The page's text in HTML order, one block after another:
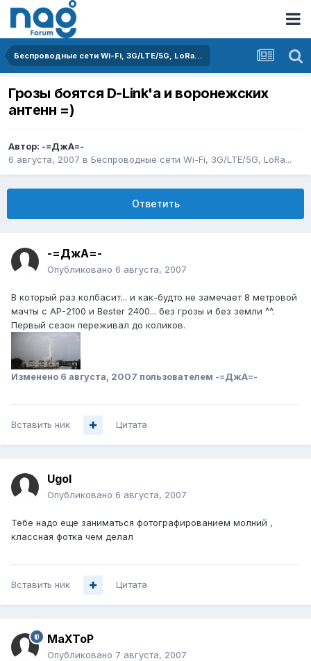
Беспроводные сети Wi-Fi, 3G/LTE/5G, LoRa...
Грозы боятся D-Link'a и воронежских
антенн =)
Автор: -=ДжА=-
6 августа, 2007 в Беспроводные сети Wi-Fi, 3G/LTE/5G, LoRa...
Ответить
-=ДжА=-
Опубликовано 6 августа, 2007
В который раз колбасит... и как-будто не замечает 8 метровой
мачты с АР-2100 и Bester 2400... без грозы и без земли ^^.
Первый сезон переживал до коликов.
Изменено 6 августа, 2007 пользователем -=ДжА=-
Вставить ник Цитата
Ugol
Опубликовано 6 августа, 2007
Тебе надо еще заниматься фотографированием молний ,
классная фотка чем делал
Вставить ник Цитата
MaXToP
Опубликовано 7 августа, 2007